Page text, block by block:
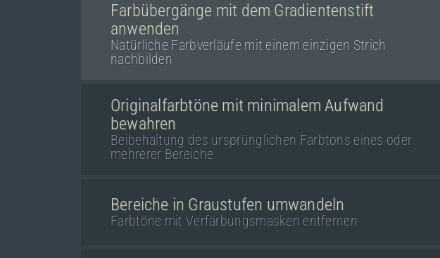
Farbübergänge mit dem Gradientenstift
anwenden
Natürliche Farbverläufe mit einem einzigen Strich
nachbilden
Originalfarbtöne mit minimalem Aufwand
bewahren
Beibehaltung des ursprünglichen Farbtons eines oder
mehrerer Bereiche
Bereiche in Graustufen umwandeln
Farbtöne mit Verfärbungsmasken entfernen